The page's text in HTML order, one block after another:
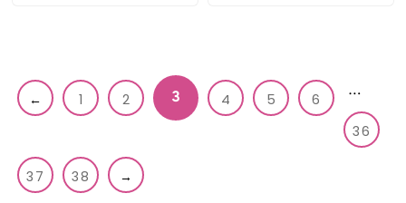
← 1 2 3 4 5 6 …
36
37 38 →